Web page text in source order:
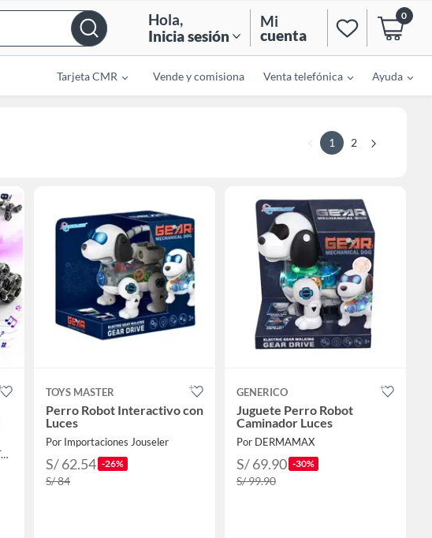
Hola,
Inicia sesión
Mi
cuenta
0
Tarjeta CMR Vende y comisiona Venta telefónica Ayuda
1 2
Por DISTRIBUIDORA E IMPORTADORA
TOYS MASTER
Perro Robot Interactivo con
Luces
Por Importaciones Jouseler
S/ 62.54 -26%
S/ 84
GENERICO
Juguete Perro Robot
Caminador Luces
Por DERMAMAX
S/ 69.90 -30%
S/ 99.90